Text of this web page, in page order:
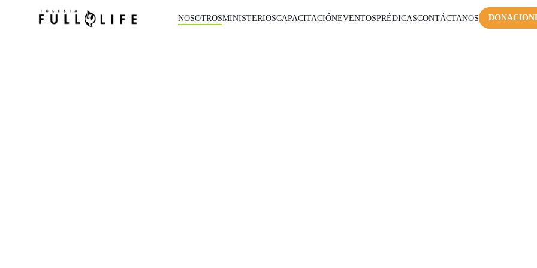
NOSOTROSMINISTERIOSCAPACITACIÓNEVENTOSPRÉDICASCONTÁCTANOS